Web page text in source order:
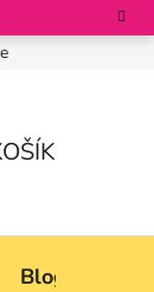
Blog